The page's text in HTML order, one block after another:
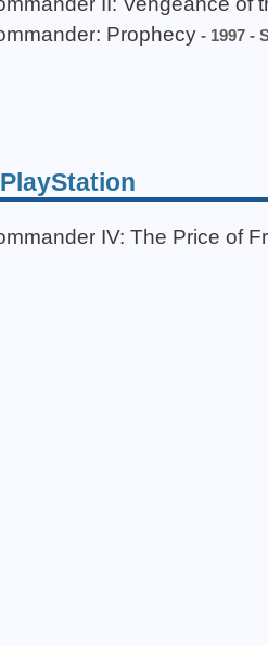
Prophecy- 1997 -
IV: The Price of